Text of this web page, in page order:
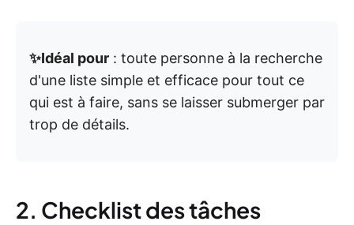
✨Idéal pour : toute personne à la recherche
d'une liste simple et efficace pour tout ce
qui est à faire, sans se laisser submerger par
trop de détails.
2. Checklist des tâches